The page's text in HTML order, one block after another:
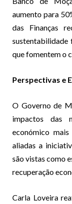
aumento para
das Finanças
sustentabilidade
que fomentem o
Perspectivas e
O Governo de
impactos das
económico
aliadas a
são vistas como
recuperação
Carla Loveira